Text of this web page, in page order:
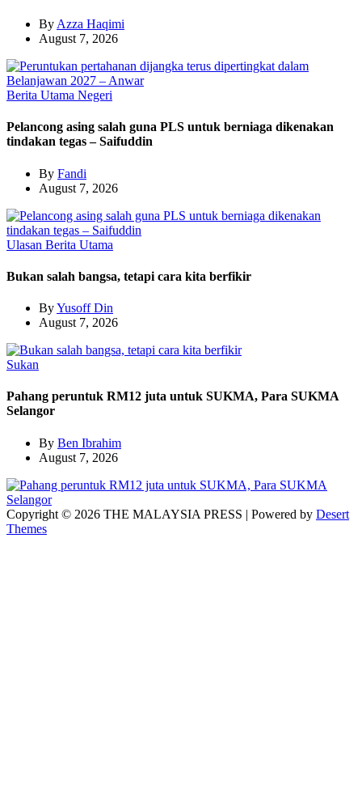
By Azza Haqimi
August 7, 2026
Berita Utama Negeri
Pelancong asing salah guna PLS untuk berniaga dikenakan
tindakan tegas – Saifuddin
By Fandi
August 7, 2026
Ulasan Berita Utama
Bukan salah bangsa, tetapi cara kita berfikir
ByYusoff Din
August 7, 2026
Sukan
Pahang peruntuk RM12 juta untuk SUKMA, Para SUKMA
Selangor
By Ben Ibrahim
August 7, 2026
Copyright © 2026 THE MALAYSIA PRESS | Powered by Desert
Themes